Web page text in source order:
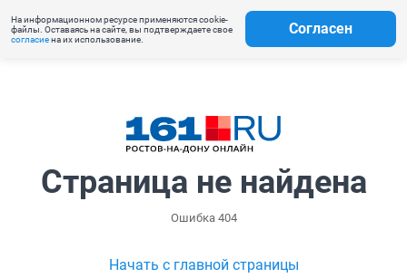
На информационном ресурсе применяются cookie-
файлы. Оставаясь на сайте, вы подтверждаете свое
согласиена их использование.
Согласен
Страница не найдена
Ошибка 404
Начать с главной страницы